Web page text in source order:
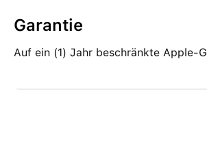
Garantie
Auf ein (1) Jahr beschränkte Apple-